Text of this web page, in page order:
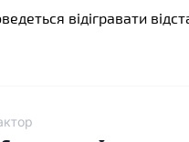
відігравати